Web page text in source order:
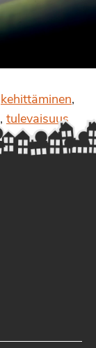
kehittäminen,
, tulevaisuus